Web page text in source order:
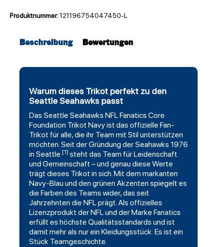
Produktnummer:121196754047450-L
Beschreibung Bewertungen
Warum dieses Trikot perfekt zu den
Seattle Seahawks passt
Das Seattle Seahawks NFLFanatics Core
Foundation Trikot Navy ist das offizielle Fan-
Trikot für alle, die ihr Team mit Stil unterstützen
möchten. Seit der Gründung der Seahawks 1976
in Seattle [1] steht das Team für Leidenschaft
und Gemeinschaft – und genau diese Werte
trägt dieses Trikot in sich. Mit dem markanten
Navy-Blau und den grünen Akzenten spiegelt es
die Farben des Teams wider, das seit
Jahrzehnten die NFL prägt. Als offizielles
Lizenzprodukt der NFL und der Marke Fanatics
erfüllt es höchste Qualitätsstandards und ist
damit mehr als nur ein Kleidungsstück: Es ist ein
Stück Teamgeschichte.